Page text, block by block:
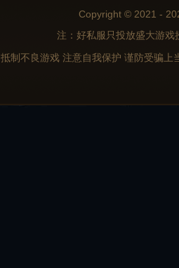
Copyright © 2021 -
注：好私服只投放盛大游
抵制不良游戏 注意自我保护 谨防受骗